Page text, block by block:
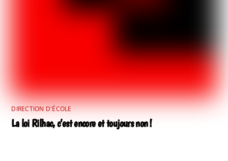
DIRECTION D'ÉCOLE
La loi Rilhac, c’est encore et toujours non !